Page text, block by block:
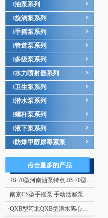
油泵系列
旋涡泵系列
手摇泵系列
管道泵系列
多级泵系列
水力喷射器系列
卫生泵系列
潜水泵系列
螺杆泵系列
液下泵系列
防爆甲醇尿毒素泵
点击量多的产品
·JB-70型河南油泵特点 JB-70型电动、手摇二用计量加油泵
·南京CS型手摇泵,手动活塞泵
·QXB型河北QXB型潜水离心式曝气机